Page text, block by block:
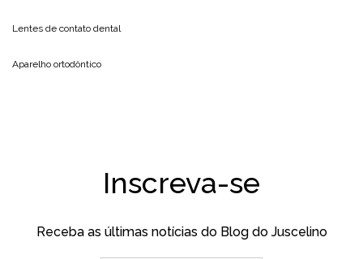
Lentes de contato dental
Aparelho ortodôntico
Inscreva-se
Receba as últimas notícias do Blog do Juscelino